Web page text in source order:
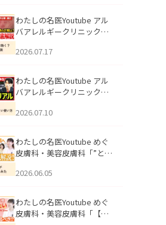
公開いたしました。
わたしの名医Youtube アル
バアレルギークリニック札
跡にVビームは効く？向いて
説」を公開いたしました。
2026.07.17
わたしの名医Youtube アル
バアレルギークリニック札
医師が明かす副作用・リバ
公開いたしました。
2026.07.10
わたしの名医Youtube めぐ
皮膚科・美容皮膚科「”とお
ッズの肌悩みに本気で答え
た。
2026.06.05
わたしの名医Youtube めぐ
皮膚科・美容皮膚科「【ヒ